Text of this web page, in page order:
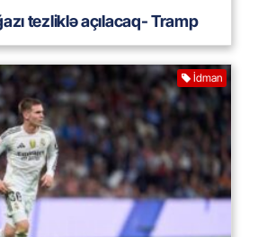
tezliklə açılacaq- Tramp
İdman